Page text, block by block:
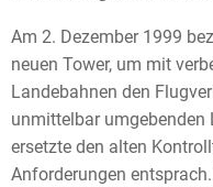
Am 2. Dezember 1999
neuen Tower, um mit
Landebahnen den
unmittelbar umgebenden
ersetzte den alten
Anforderungen